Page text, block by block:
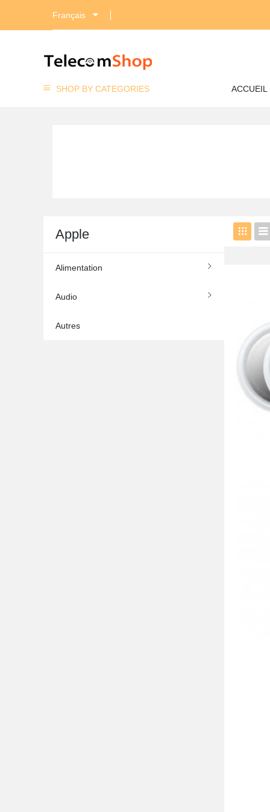
Français
SHOP BY CATEGORIES ACCUEIL
Apple
Alimentation
Audio
Autres